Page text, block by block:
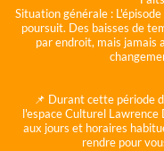
Situation générale :
poursuit. Des baisses de
par endroit, mais jamais
📌 Durant cette période
l'espace Culturel
aux jours et horaires
rendre pour